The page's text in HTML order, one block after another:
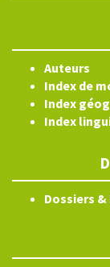
Auteurs
Index de
Index
Index
Dossiers